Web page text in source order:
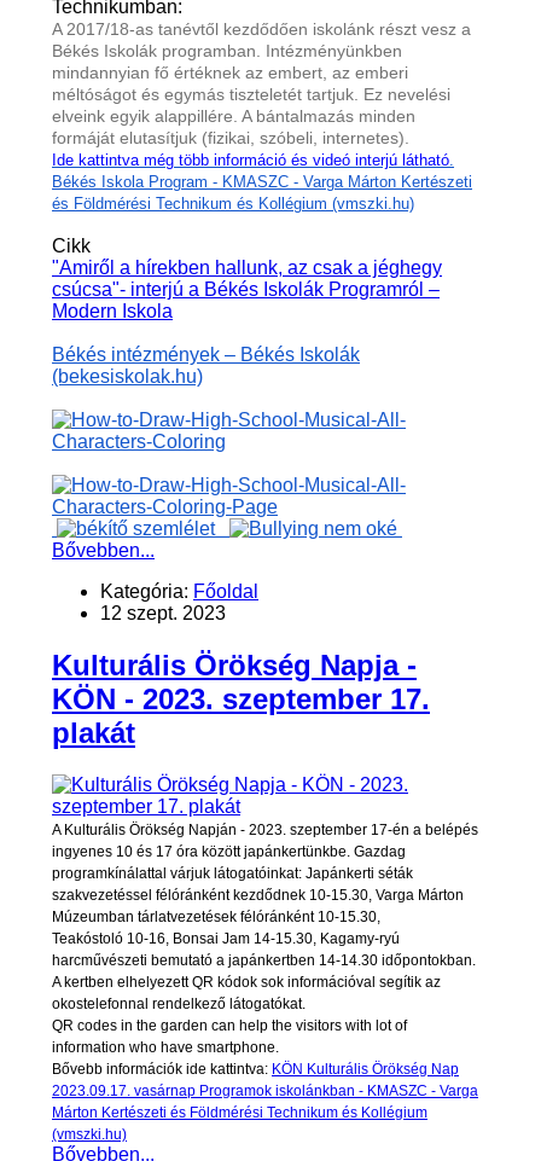
Technikumban:
A 2017/18-as tanévtől kezdődően iskolánk részt vesz a
Békés Iskolák programban. Intézményünkben
mindannyian fő értéknek az embert, az emberi
méltóságot és egymás tiszteletét tartjuk. Ez nevelési
elveink egyik alappillére. A bántalmazás minden
formáját elutasítjuk (fizikai, szóbeli, internetes).
Ide kattintva még több információ és videó interjú látható.
Békés Iskola Program - KMASZC - Varga Márton Kertészeti
és Földmérési Technikum és Kollégium (vmszki.hu)
Cikk
"Amiről a hírekben hallunk, az csak a jéghegy
csúcsa"- interjú a Békés Iskolák Programról –
Modern Iskola
Békés intézmények – Békés Iskolák
(bekesiskolak.hu)
Bővebben...
Kategória: Főoldal
12 szept. 2023
Kulturális Örökség Napja -
KÖN - 2023. szeptember 17.
plakát
A Kulturális Örökség Napján - 2023. szeptember 17-én a belépés
ingyenes 10 és 17 óra között japánkertünkbe. Gazdag
programkínálattal várjuk látogatóinkat: Japánkerti séták
szakvezetéssel félóránként kezdődnek 10-15.30, Varga Márton
Múzeumban tárlatvezetések félóránként 10-15.30,
Teakóstoló 10-16, Bonsai Jam 14-15.30, Kagamy-ryú
harcművészeti bemutató a japánkertben 14-14.30 időpontokban.
A kertben elhelyezett QR kódok sok információval segítik az
okostelefonnal rendelkező látogatókat.
QR codes in the garden can help the visitors with lot of
information who have smartphone.
Bővebb információk ide kattintva: KÖN Kulturális Örökség Nap
2023.09.17. vasárnap Programok iskolánkban - KMASZC - Varga
Márton Kertészeti és Földmérési Technikum és Kollégium
(vmszki.hu)
Bővebben...